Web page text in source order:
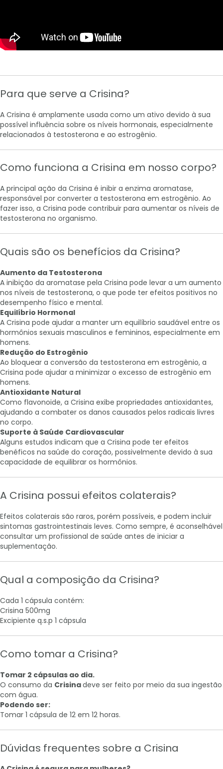
Para que serve a Crisina?
A Crisina é amplamente usada como um ativo devido à sua
possível influência sobre os níveis hormonais, especialmente
relacionados à testosterona e ao estrogênio.
Como funciona a Crisina em nosso corpo?
A principal ação da Crisina é inibir a enzima aromatase,
responsável por converter a testosterona em estrogênio. Ao
fazer isso, a Crisina pode contribuir para aumentar os níveis de
testosterona no organismo.
Quais são os benefícios da Crisina?
Aumento da Testosterona
A inibição da aromatase pela Crisina pode levar a um aumento
nos níveis de testosterona, o que pode ter efeitos positivos no
desempenho físico e mental.
Equilíbrio Hormonal
A Crisina pode ajudar a manter um equilíbrio saudável entre os
hormônios sexuais masculinos e femininos, especialmente em
homens.
Redução do Estrogênio
Ao bloquear a conversão da testosterona em estrogênio, a
Crisina pode ajudar a minimizar o excesso de estrogênio em
homens.
Antioxidante Natural
Como flavonoide, a Crisina exibe propriedades antioxidantes,
ajudando a combater os danos causados pelos radicais livres
no corpo.
Suporte à Saúde Cardiovascular
Alguns estudos indicam que a Crisina pode ter efeitos
benéficos na saúde do coração, possivelmente devido à sua
capacidade de equilibrar os hormônios.
A Crisina possui efeitos colaterais?
Efeitos colaterais são raros, porém possíveis, e podem incluir
sintomas gastrointestinais leves. Como sempre, é aconselhável
consultar um profissional de saúde antes de iniciar a
suplementação.
Qual a composição da Crisina?
Cada 1 cápsula contém:
Crisina 500mg
Excipiente q.s.p 1 cápsula
Como tomar a Crisina?
Tomar 2 cápsulas ao dia.
O consumo da Crisinadeve ser feito por meio da sua ingestão
com água.
Podendo ser:
Tomar 1 cápsula de 12 em 12 horas.
Dúvidas frequentes sobre a Crisina